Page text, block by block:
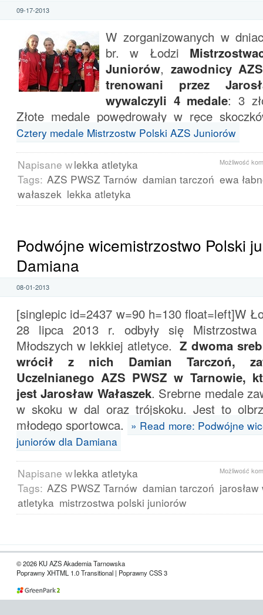
09-17-2013
W zorganizowanych w
br. w Łodzi
Juniorów, zawodnicy
trenowani przez
wywalczyli 4 medale: 3
Złote medale powędrowały w ręce
Cztery medale Mistrzostw Polski AZS Juniorów
Możliwość
Napisane wlekka atletyka
Tags: AZS PWSZ Tarnów damian tarczoń ewa
wałaszek lekka atletyka
Podwójne wicemistrzostwo Polski
Damiana
08-01-2013
[singlepic id=2437 w=90 h=130 float=left]W
28 lipca 2013 r. odbyły się Mistrzostwa
Młodszych w lekkiej atletyce. Z dwoma
wrócił z nich Damian Tarczoń,
Uczelnianego AZS PWSZ w Tarnowie,
jest Jarosław Wałaszek. Srebrne medale
w skoku w dal oraz trójskoku. Jest to
młodego sportowca. » Read more: Podwójne
juniorów dla Damiana
Możliwość
Napisane wlekka atletyka
Tags: AZS PWSZ Tarnów damian tarczoń jarosław
atletyka mistrzostwa polski juniorów
© 2026 KU AZS Akademia Tarnowska
Poprawny XHTML 1.0 Transitional | Poprawny CSS 3